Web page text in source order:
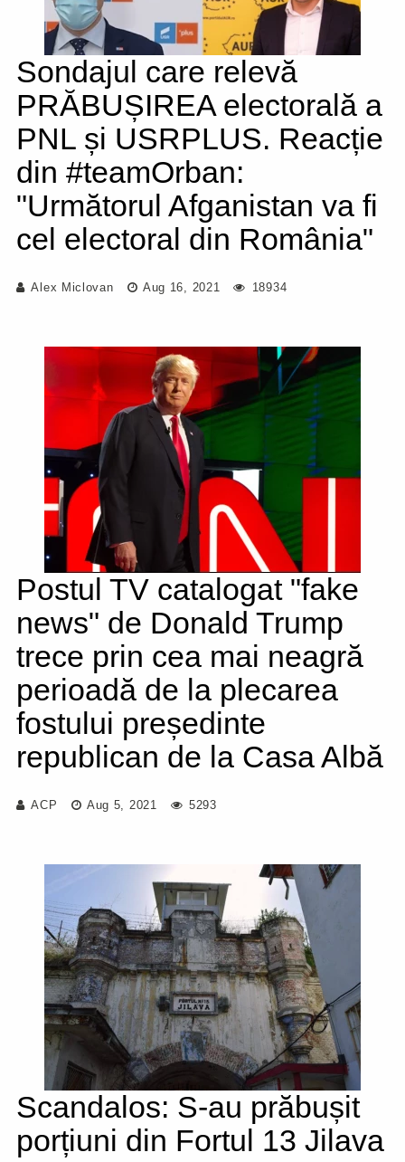
Sondajul care relevă
PRĂBUȘIREA electorală a
PNL și USRPLUS. Reacție
din #teamOrban:
"Următorul Afganistan va fi
cel electoral din România"
Alex Miclovan Aug 16, 2021 18934
Postul TV catalogat "fake
news" de Donald Trump
trece prin cea mai neagră
perioadă de la plecarea
fostului președinte
republican de la Casa Albă
ACP Aug 5, 2021 5293
Scandalos: S-au prăbușit
porțiuni din Fortul 13 Jilava